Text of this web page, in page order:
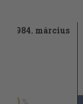
1984. március